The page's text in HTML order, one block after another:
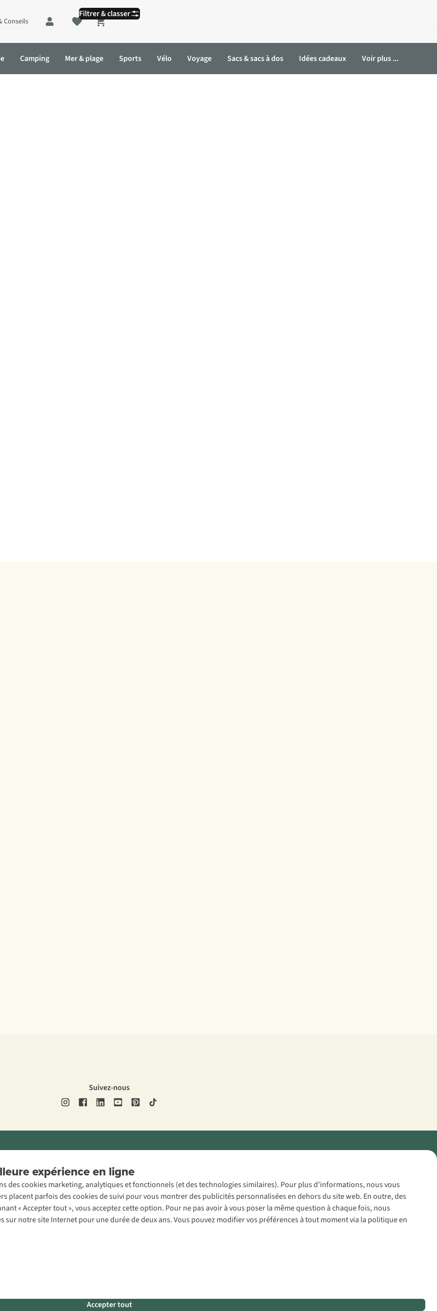
Conseils
Shopping cart
Camping Mer & plage Sports Vélo Voyage Sacs & sacs à dos Idées cadeaux Voir plus ...
Filtrer & classer
expérience en ligne
des cookies marketing, analytiques et fonctionnels (et des technologies similaires). Pour plus d'informations, nous vous
placent parfois des cookies de suivi pour vous montrer des publicités personnalisées en dehors du site web. En outre, des
« Accepter tout », vous acceptez cette option. Pour ne pas avoir à vous poser la même question à chaque fois, nous
notre site Internet pour une durée de deux ans. Vous pouvez modifier vos préférences à tout moment via la politique en
Accepter tout
Suivez-nous